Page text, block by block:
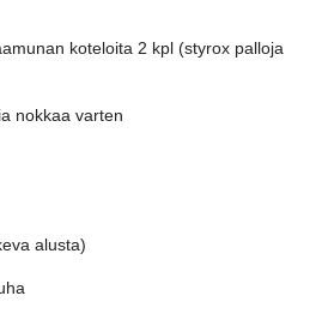
koteloita 2 kpl (styrox palloja
nokkaa varten
alusta)